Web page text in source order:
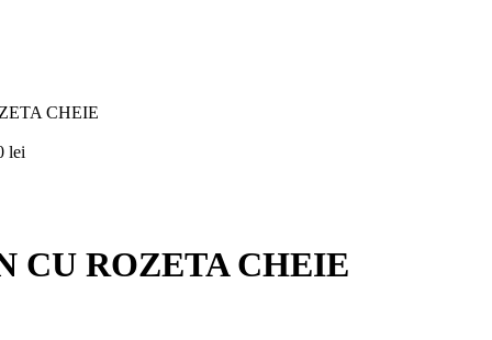
CHEIE
lei
CU ROZETA CHEIE